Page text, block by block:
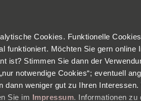
Cookies. Funktionelle
funktioniert. Möchten Sie gern online
ist? Stimmen Sie dann der
notwendige Cookies“; eventuell
dann weniger gut zu Ihren Interessen.
Sie im Impressum. Informationen zu
HAUTTYPINHALTSSTOFFEAKNE